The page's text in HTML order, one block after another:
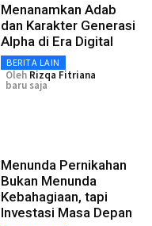
Menanamkan Adab
dan Karakter Generasi
Alpha di Era Digital
BERITA LAIN
Oleh Rizqa Fitriana
baru saja
Menunda Pernikahan
Bukan Menunda
Kebahagiaan, tapi
Investasi Masa Depan